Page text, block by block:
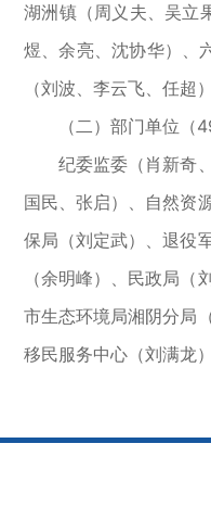
湖洲镇（周义夫、吴立
煜、余亮、沈协华）、
（刘波、李云飞、任超
（二）部门单位（49
纪委监委（肖新奇、
国民、张启）、自然资
保局（刘定武）、退役
（余明峰）、民政局
市生态环境局湘阴分局
移民服务中心（刘满龙）